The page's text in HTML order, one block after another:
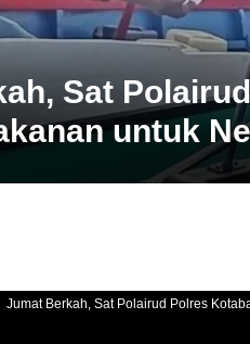
Sat
untuk
Jumat Berkah, Sat Polairud Polres